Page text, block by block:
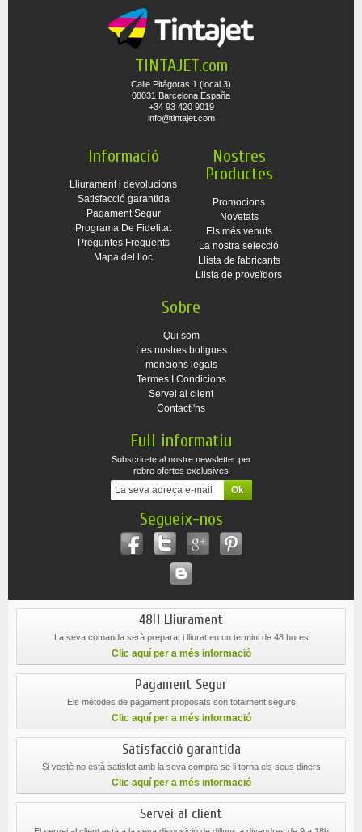
TINTAJET.com
Calle Pitágoras 1 (local 3)
08031 Barcelona España
+34 93 420 9019
info@tintajet.com
Informació
Lliurament i devolucions
Satisfacció garantida
Pagament Segur
Programa De Fidelitat
Preguntes Freqüents
Mapa del lloc
Nostres
Productes
Promocions
Novetats
Els més venuts
La nostra selecció
Llista de fabricants
Llista de proveïdors
Sobre
Qui som
Les nostres botigues
mencions legals
Termes I Condicions
Servei al client
Contacti'ns
Full informatiu
Subscriu-te al nostre newsletter per
rebre ofertes exclusives
Segueix-nos
48H Lliurament
La seva comanda serà preparat i lliurat en un termini de 48 hores
Clic aquí per a més informació
Pagament Segur
Els mètodes de pagament proposats són totalment segurs
Clic aquí per a més informació
Satisfacció garantida
Si vostè no està satisfet amb la seva compra se li torna els seus diners
Clic aquí per a més informació
Servei al client